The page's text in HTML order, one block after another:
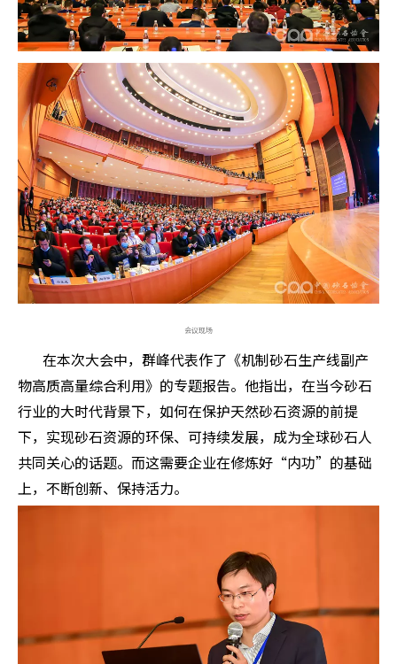
会议现场
在本次大会中，群峰代表作了《机制砂石生产线副产
物高质高量综合利用》的专题报告。他指出，在当今砂石
行业的大时代背景下，如何在保护天然砂石资源的前提
下，实现砂石资源的环保、可持续发展，成为全球砂石人
共同关心的话题。而这需要企业在修炼好“内功”的基础
上，不断创新、保持活力。